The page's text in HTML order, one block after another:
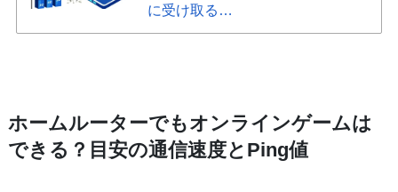
に受け取る…
ホームルーターでもオンラインゲームは
できる？目安の通信速度とPing値